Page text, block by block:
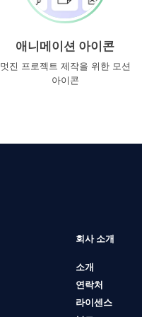
애니메이션 아이콘
멋진 프로젝트 제작을 위한 모션
아이콘
회사 소개
소개
연락처
라이센스